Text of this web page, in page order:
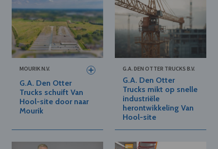
MOURIK N.V.
G.A. Den Otter
Trucks schuift Van
Hool-site door naar
Mourik
G.A. DEN OTTER TRUCKS B.V.
G.A. Den Otter
Trucks mikt op snelle
industriële
herontwikkeling Van
Hool-site